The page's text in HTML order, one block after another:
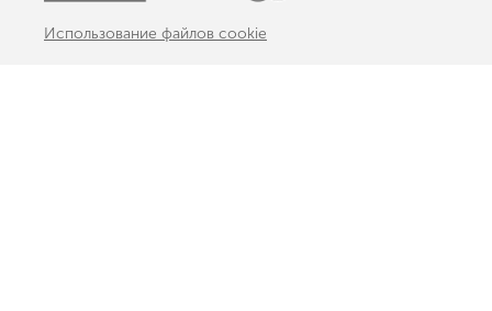
Использование файлов cookie